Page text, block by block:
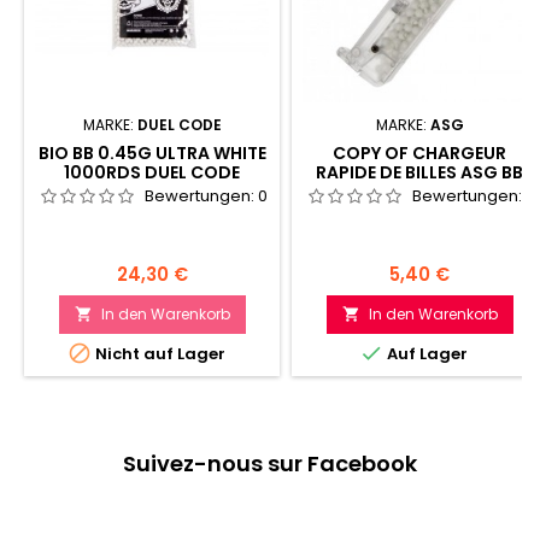
MARKE: DUEL CODE
BIO BB 0.45G ULTRA WHITE
1000RDS DUEL CODE
Bewertungen: 0
Preis
24,30 €
 In den Warenkorb
 Nicht auf Lager
MARKE: ASG
COPY OF CHARGEUR
RAPIDE DE BILLES ASG BB
LOADER SPEEDLOADER
Bewertungen:
Preis
5,40 €
 In den Warenkorb
 Auf Lager
Suivez-nous sur Facebook